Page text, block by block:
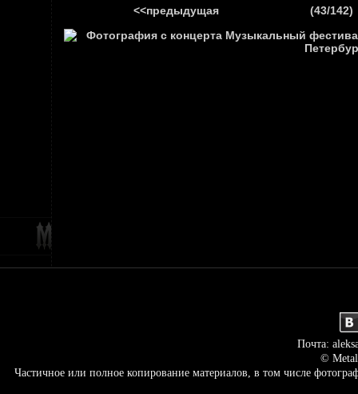
<<предыдущая (43/142)
Почта:
©
Частичное или полное копирование материалов, в том числе